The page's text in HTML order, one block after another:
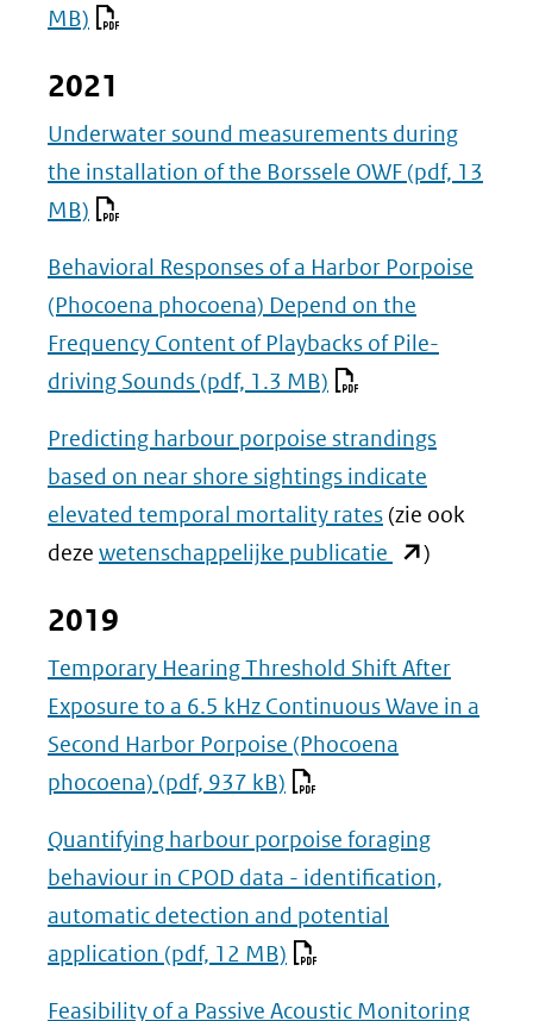
MB)
2021
Underwater sound measurements during
the installation of the Borssele OWF (pdf, 13
MB)
Behavioral Responses of a Harbor Porpoise
(Phocoena phocoena) Depend on the
Frequency Content of Playbacks of Pile-
driving Sounds (pdf, 1.3 MB)
Predicting harbour porpoise strandings
based on near shore sightings indicate
elevated temporal mortality rates (zie ook
deze wetenschappelijke publicatie
(opent
venster)
(verwijst
naar
website)
)
2019
Temporary Hearing Threshold Shift After
Exposure to a 6.5 kHz Continuous Wave in a
Second Harbor Porpoise (Phocoena
phocoena) (pdf, 937 kB)
Quantifying harbour porpoise foraging
behaviour in CPOD data - identification,
automatic detection and potential
application (pdf, 12 MB)
Feasibility of a Passive Acoustic Monitoring